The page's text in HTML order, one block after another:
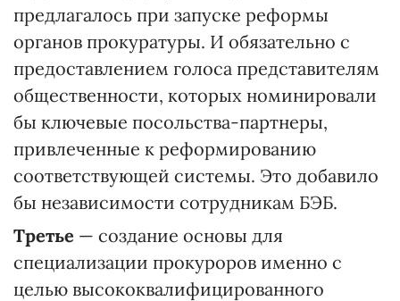
предлагалось при запуске реформы
органов прокуратуры. И обязательно с
предоставлением голоса представителям
общественности, которых номинировали
бы ключевые посольства-партнеры,
привлеченные к реформированию
соответствующей системы. Это добавило
бы независимости сотрудникам БЭБ.
Третье — создание основы для
специализации прокуроров именно с
целью высококвалифицированного